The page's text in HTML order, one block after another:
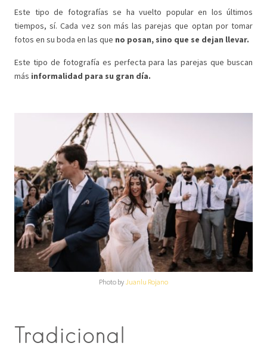
Este tipo de fotografías se ha vuelto popular en los últimos
tiempos, sí. Cada vez son más las parejas que optan por tomar
fotos en su boda en las que no posan, sino que se dejan llevar.
Este tipo de fotografía es perfecta para las parejas que buscan
más informalidad para su gran día.
Photo by Juanlu Rojano
Tradicional